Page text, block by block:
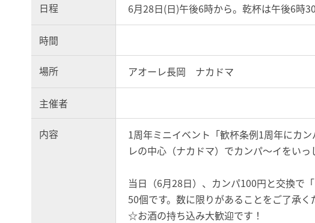
日程 6月28日(日)午後6時から。乾杯は午後6時
時間
場所 アオーレ長岡 ナカドマ
主催者
内容 1周年ミニイベント「歓杯条例1周年にカン
レの中心（ナカドマ）でカンパ～イをいっ
当日（6月28日）、カンパ100円と交換で
50個です。数に限りがあることをご了承く
☆お酒の持ち込み大歓迎です！